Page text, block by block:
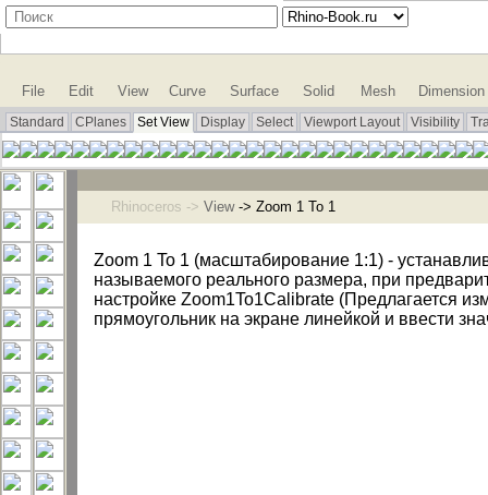
Standard CPlanes Set View Display Select Viewport Layout Visibility
File Edit View Curve Surface Solid Mesh Dimension
Rhinoceros -> View-> Zoom 1 To 1
Zoom 1 To 1 (масштабирование 1:1) -
называемого реального размера, при
настройке Zoom1To1Calibrate (Предлагается
прямоугольник на экране линейкой и ввести